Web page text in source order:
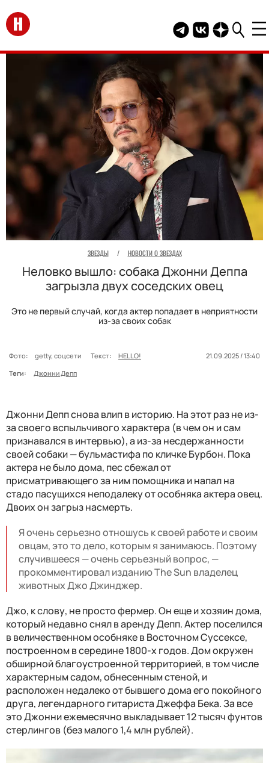
Перейти на главную
Telegram канал
Группа HELLO
Канал
ЗВЕЗДЫ / НОВОСТИ О ЗВЕЗДАХ
Неловко вышло: собака Джонни Деппа
загрызла двух соседских овец
Это не первый случай, когда актер попадает в неприятности
из-за своих собак
Фото: getty, соцсети Текст: HELLO!
21.09.2025 / 13:40
Теги:
Джонни Депп
Джонни Депп снова влип в историю. На этот раз не из-
за своего вспыльчивого характера (в чем он и сам
признавался в интервью), а из-за несдержанности
своей собаки—бульмастифа по кличке Бурбон. Пока
актера не было дома, пес сбежал от
присматривающего за ним помощника и напал на
стадо пасущихся неподалеку от особняка актера овец.
Двоих он загрыз насмерть.
Я очень серьезно отношусь к своей работе и своим
овцам, это то дело, которым я занимаюсь. Поэтому
случившееся — очень серьезный вопрос, —
прокомментировал изданию The Sun владелец
животных Джо Джинджер.
Джо, к слову, не просто фермер. Он еще и хозяин дома,
который недавно снял в аренду Депп. Актер поселился
в величественном особняке в Восточном Суссексе,
построенном в середине 1800-х годов. Дом окружен
обширной благоустроенной территорией, в том числе
характерным садом, обнесенным стеной, и
расположен недалеко от бывшего дома его покойного
друга, легендарного гитариста Джеффа Бека. За все
это Джонни ежемесячно выкладывает 12 тысяч фунтов
стерлингов (без малого 1,4 млн рублей).